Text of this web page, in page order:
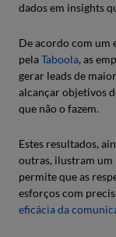
dados em insights
De acordo com um
pelaTaboola, as
gerar leads de
alcançar objetivos
que não o fazem.
Estes resultados,
outras, ilustram
permite que as
esforços com
eficácia da